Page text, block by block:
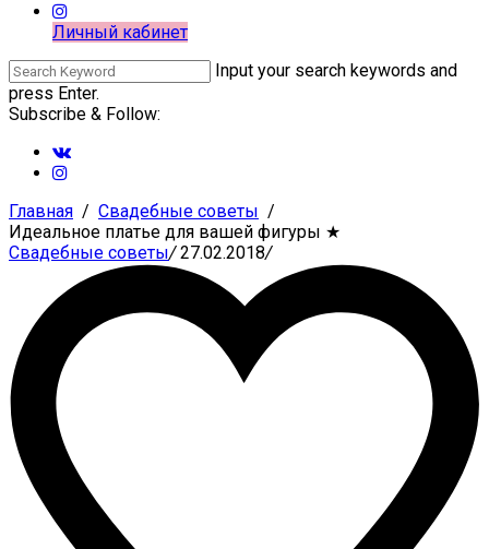
Личный кабинет
Input your search keywords and
press Enter.
Subscribe & Follow:
Главная
Свадебные советы
Идеальное платье для вашей фигуры ★
Свадебные советы/27.02.2018/